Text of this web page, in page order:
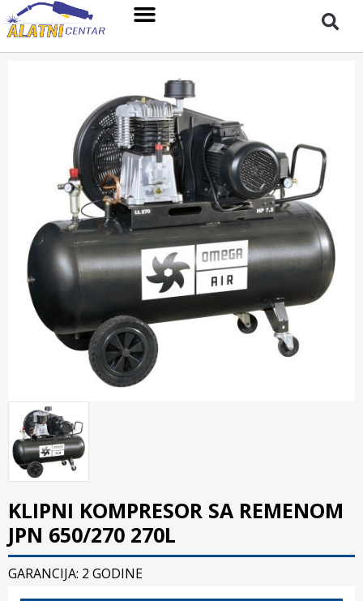
KLIPNI KOMPRESOR SA REMENOM
JPN 650/270 270L
GARANCIJA: 2 GODINE